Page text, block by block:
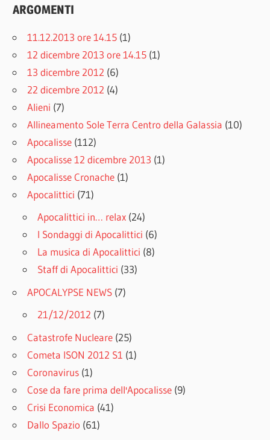
ARGOMENTI
11.12.2013 ore 14.15 (1)
12 dicembre 2013 ore 14.15 (1)
13 dicembre 2012 (6)
22 dicembre 2012 (4)
Alieni (7)
Allineamento Sole Terra Centro della Galassia (10)
Apocalisse (112)
Apocalisse 12 dicembre 2013 (1)
Apocalisse Cronache (1)
Apocalittici (71)
Apocalittici in… relax (24)
I Sondaggi di Apocalittici (6)
La musica di Apocalittici (8)
Staff di Apocalittici (33)
APOCALYPSE NEWS (7)
21/12/2012 (7)
Catastrofe Nucleare (25)
Cometa ISON 2012 S1 (1)
Coronavirus (1)
Cose da fare prima dell'Apocalisse (9)
Crisi Economica (41)
Dallo Spazio (61)